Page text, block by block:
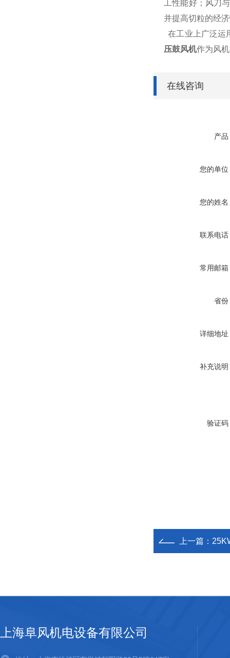
工性能好；风刀
并提高切粒的经
在工业上广泛运
压鼓风机作为风
在线咨询
产品
您的单位
您的姓名
联系电话
常用邮箱
省份
详细地址
补充说明
验证码
上一篇：
上海阜风机电设备有限公司